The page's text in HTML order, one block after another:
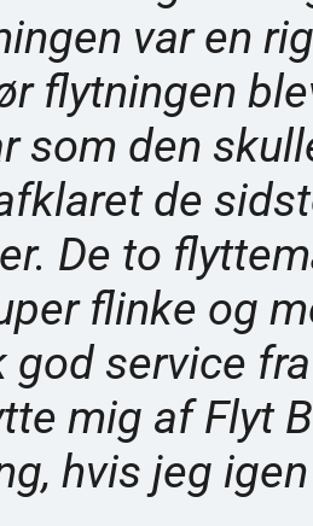
var en
flytningen
som den
de
De to
flinke og
god service
mig af Flyt
hvis jeg